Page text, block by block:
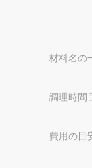
材料名の
調理時間
費用の目